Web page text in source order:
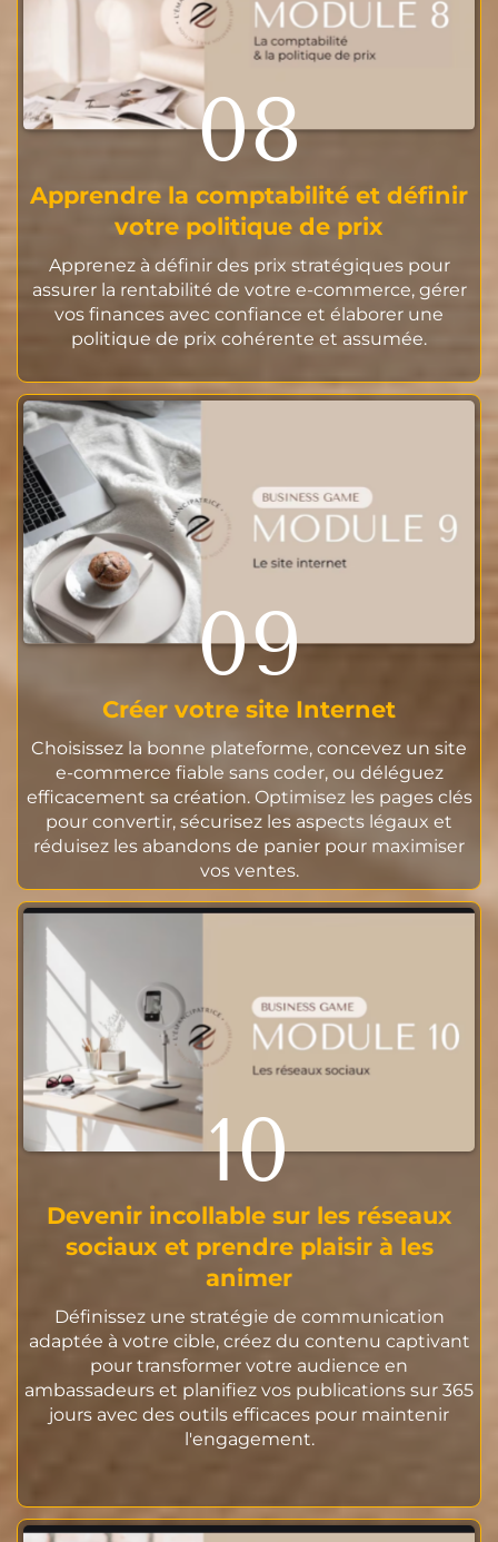
08
Apprendre la comptabilité et définir
votre politique de prix
Apprenez à définir des prix stratégiques pour
assurer la rentabilité de votre e-commerce, gérer
vos finances avec confiance et élaborer une
politique de prix cohérente et assumée.
09
Créer votre site Internet
Choisissez la bonne plateforme, concevez un site
e-commerce fiable sans coder, ou déléguez
efficacement sa création. Optimisez les pages clés
pour convertir, sécurisez les aspects légaux et
réduisez les abandons de panier pour maximiser
vos ventes.
10
Devenir incollable sur les réseaux
sociaux et prendre plaisir à les
animer
Définissez une stratégie de communication
adaptée à votre cible, créez du contenu captivant
pour transformer votre audience en
ambassadeurs et planifiez vos publications sur 365
jours avec des outils efficaces pour maintenir
l'engagement.